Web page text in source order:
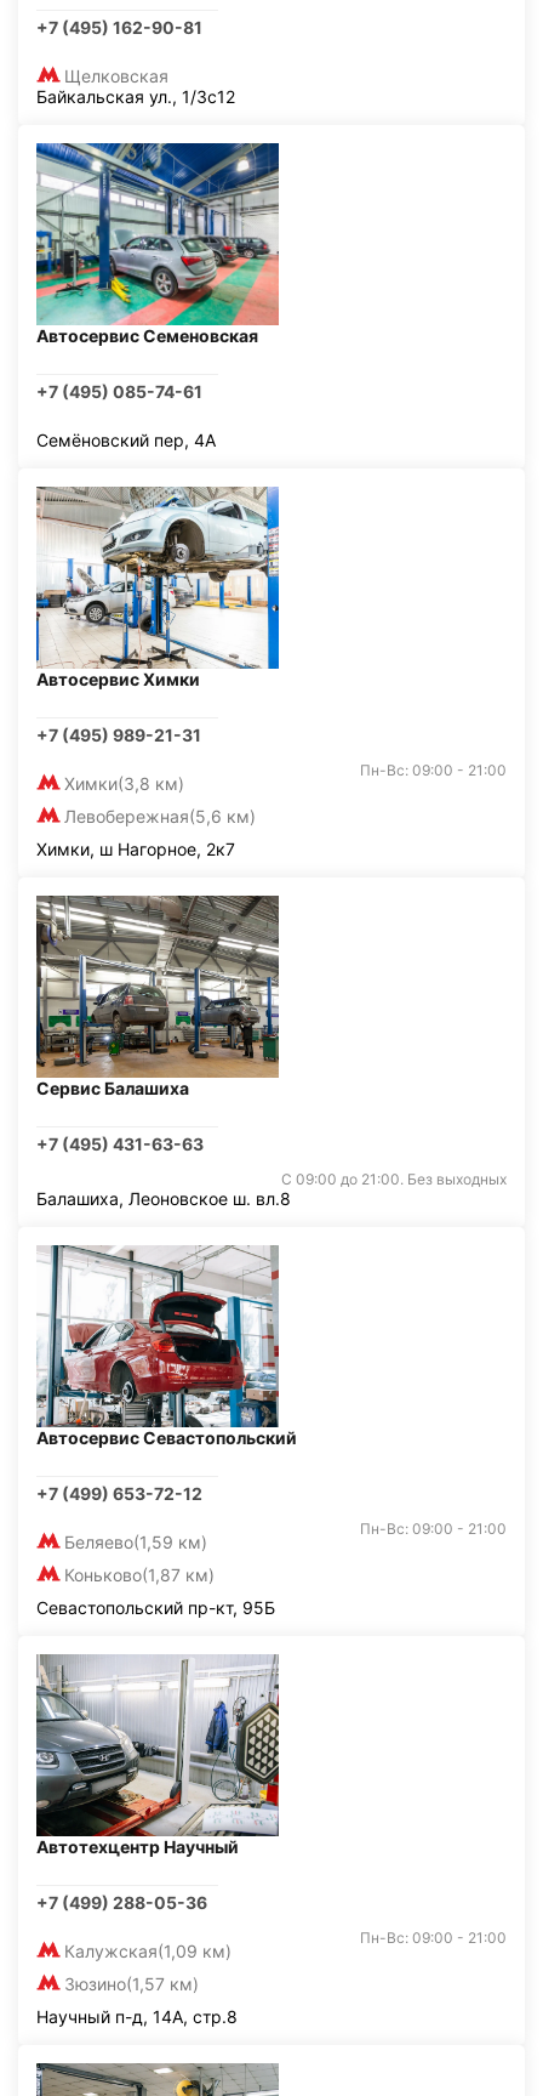
+7 (495) 162-90-81
Щелковская
Байкальская ул., 1/3с12
Автосервис Семеновская
+7 (495) 085-74-61
Семёновский пер, 4А
Автосервис Химки
+7 (495) 989-21-31
Химки(3,8 км)
Левобережная(5,6 км)
Пн-Вс: 09:00 - 21:00
Химки, ш Нагорное, 2к7
Сервис Балашиха
+7 (495) 431-63-63
С 09:00 до 21:00. Без выходных
Балашиха, Леоновское ш. вл.8
Автосервис Севастопольский
+7 (499) 653-72-12
Беляево(1,59 км)
Коньково(1,87 км)
Пн-Вс: 09:00 - 21:00
Севастопольский пр-кт, 95Б
Автотехцентр Научный
+7 (499) 288-05-36
Калужская(1,09 км)
Зюзино(1,57 км)
Пн-Вс: 09:00 - 21:00
Научный п-д, 14А, стр.8